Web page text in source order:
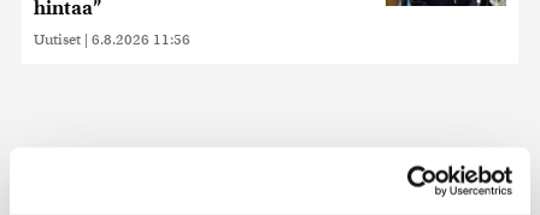
hintaa”
Uutiset | 6.8.2026 11:56